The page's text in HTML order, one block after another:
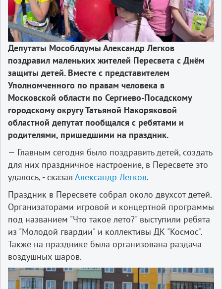
Депутаты Мособлдумы Александр Легков
поздравил маленьких жителей Пересвета с Днём
защиты детей. Вместе с представителем
Уполномченного по правам человека в
Московской области по Сергиево-Посадскому
городскому округу Татьяной Накоряковой
областной депутат пообщался с ребятами и
родителями, пришедшими на праздник.
— Главным сегодня было поздравить детей, создать
для них праздничное настроение, в Пересвете это
удалось, - сказал Александр Легков.
Праздник в Пересвете собрал около двухсот детей.
Организаторами игровой и концертной программы
под названием "Что такое лето?" выступили ребята
из "Молодой гвардии" и коллективы ДК "Космос".
Также на празднике была организована раздача
воздушных шаров.